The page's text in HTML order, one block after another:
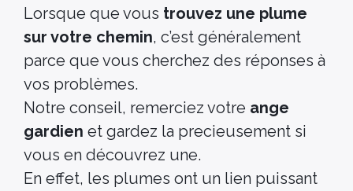
Lorsque que vous trouvez une plume
sur votre chemin, c’est généralement
parce que vous cherchez des réponses à
vos problèmes.
Notre conseil, remerciez votre ange
gardien et gardez la precieusement si
vous en découvrez une.
En effet, les plumes ont un lien puissant